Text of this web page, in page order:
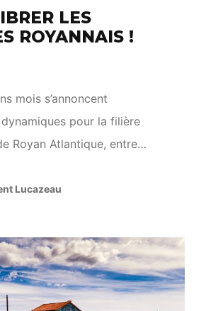
LES
ROYANNAIS !
mois s’annoncent
pour la filière
Royan Atlantique, entre
des vignobles. Les 15 et 16
investit le Palais à Royan à
gratuit et ouvert à tous.
à l’honneur ce produit […]
Lucazeau